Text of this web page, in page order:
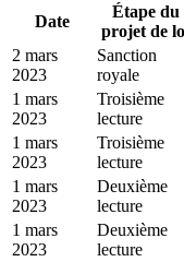
Date
Étape du
projet de
2 mars
2023
Sanction
royale
1 mars
2023
Troisième
lecture
1 mars
2023
Troisième
lecture
1 mars
2023
Deuxième
lecture
1 mars
2023
Deuxième
lecture